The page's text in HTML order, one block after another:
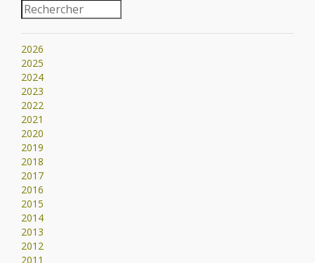
2026
2025
2024
2023
2022
2021
2020
2019
2018
2017
2016
2015
2014
2013
2012
2011